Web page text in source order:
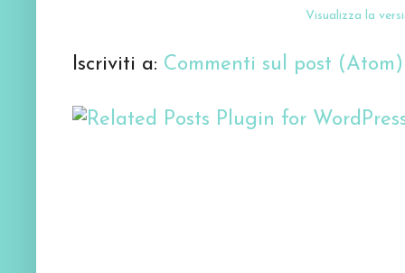
Visualizza la
Iscriviti a: Commenti sul post (Atom)